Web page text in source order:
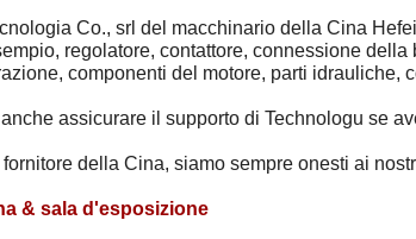
Co., srl del macchinario della Cina
regolatore, contattore, connessione
componenti del motore, parti idrauliche,
assicurare il supporto di Technologu se
della Cina, siamo sempre onesti ai
& sala d'esposizione